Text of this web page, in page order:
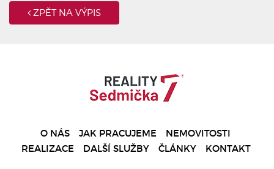
ZPĚT NA VÝPIS
O NÁS JAK PRACUJEME
NEMOVITOSTI
REALIZACE
DALŠÍ SLUŽBY ČLÁNKY KONTAKT